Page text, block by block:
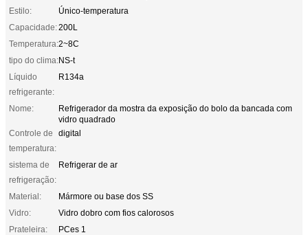
Estilo:
Único-temperatura
Capacidade:200L
Temperatura:2~8C
tipo do clima:NS-t
Líquido
refrigerante:
R134a
Nome:
Refrigerador da mostra da exposição do bolo da bancada com
vidro quadrado
Controle de
temperatura:
digital
sistema de
refrigeração:
Refrigerar de ar
Material:
Mármore ou base dos SS
Vidro:
Vidro dobro com fios calorosos
Prateleira:
PCes 1